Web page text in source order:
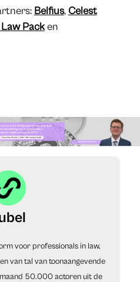
Belfius, Celest
Packen
voor professionals in law,
van tal van toonaangevende
50.000 actoren uit de